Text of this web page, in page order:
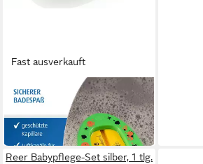
Fast ausverkauft
REER
Badethermometer Grün
ab 3,99 €
in 2-3 Werktagen bei dir
Reer Babypflege-Set silber, 1 tlg.